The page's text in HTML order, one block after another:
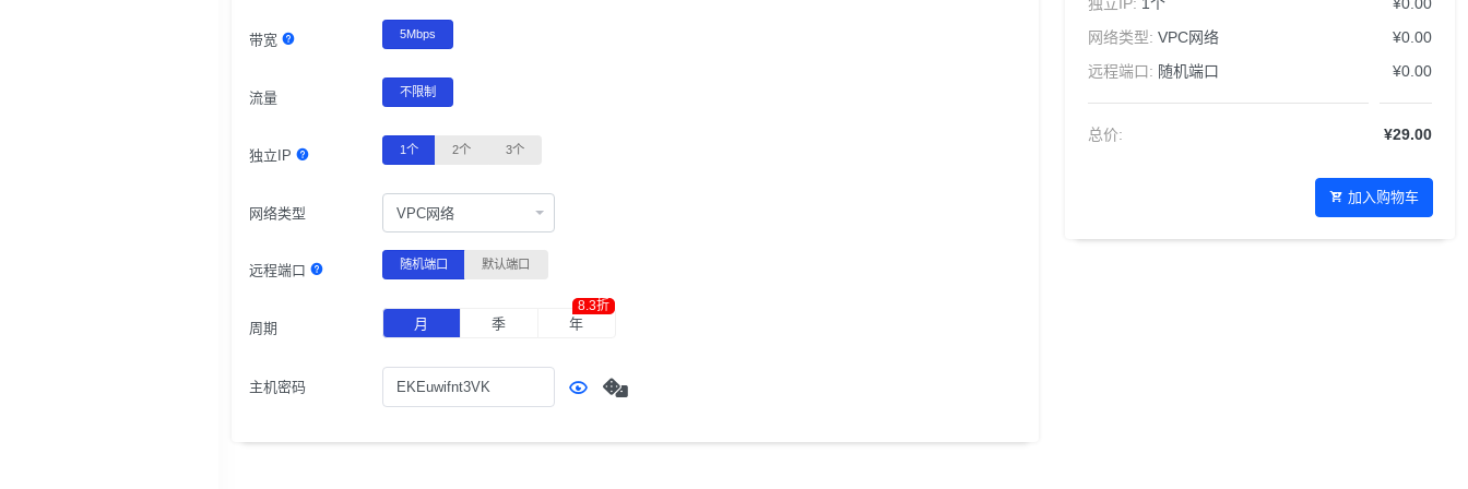
带宽 5Mbps
流量 不限制
独立IP 1个 2个 3个
网络类型 VPC网络
远程端口 随机端口 默认端口
周期 月 季 年
8.3折
主机密码
网络类型: VPC网络
¥0.00
远程端口: 随机端口 ¥0.00
总价: ¥29.00
加入购物车